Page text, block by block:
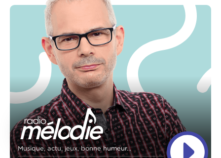
Musique, actu, jeux, bonne humeur...